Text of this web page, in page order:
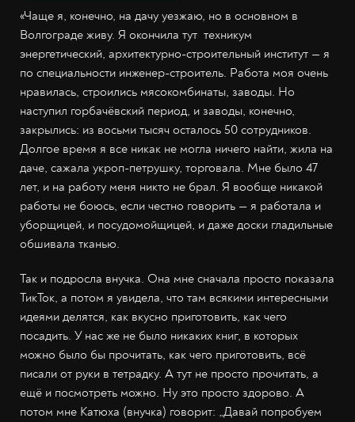
«Чаще я, конечно, на дачу уезжаю, но в основном в
Волгограде живу. Я окончила тут техникум
энергетический, архитектурно-строительный институт — я
по специальности инженер-строитель. Работа моя очень
нравилась, строились мясокомбинаты, заводы. Но
наступил горбачёвский период, и заводы, конечно,
закрылись: из восьми тысяч осталось 50 сотрудников.
Долгое время я все никак не могла ничего найти, жила на
даче, сажала укроп-петрушку, торговала. Мне было 47
лет, и на работу меня никто не брал. Я вообще никакой
работы не боюсь, если честно говорить — я работала и
уборщицей, и посудомойщицей, и даже доски гладильные
обшивала тканью.
Так и подросла внучка. Она мне сначала просто показала
ТикТок, а потом я увидела, что там всякими интересными
идеями делятся, как вкусно приготовить, как чего
посадить. У нас же не было никаких книг, в которых
можно было бы прочитать, как чего приготовить, всё
писали от руки в тетрадку. А тут не просто прочитать, а
ещё и посмотреть можно. Ну это просто здорово. А
потом мне Катюха (внучка) говорит: „Давай попробуем